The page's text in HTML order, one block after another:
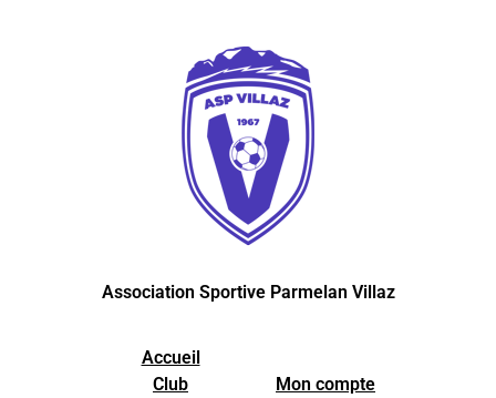
Association Sportive Parmelan Villaz
Accueil
Club
Mon compte